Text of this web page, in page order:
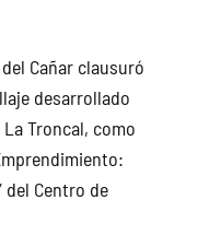
Cañar clausuró
desarrollado
Troncal, como
del Centro de